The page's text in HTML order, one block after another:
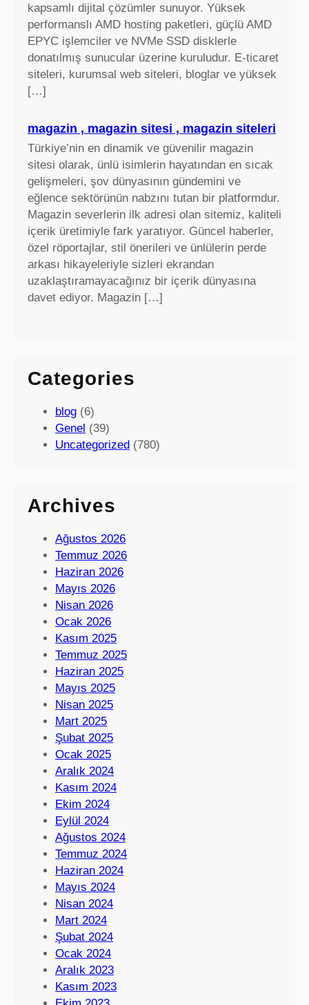
kapsamlı dijital çözümler sunuyor. Yüksek
performanslı AMD hosting paketleri, güçlü AMD
EPYC işlemciler ve NVMe SSD disklerle
donatılmış sunucular üzerine kuruludur. E-ticaret
siteleri, kurumsal web siteleri, bloglar ve yüksek
[…]
magazin , magazin sitesi , magazin siteleri
Türkiye’nin en dinamik ve güvenilir magazin
sitesi olarak, ünlü isimlerin hayatından en sıcak
gelişmeleri, şov dünyasının gündemini ve
eğlence sektörünün nabzını tutan bir platformdur.
Magazin severlerin ilk adresi olan sitemiz, kaliteli
içerik üretimiyle fark yaratıyor. Güncel haberler,
özel röportajlar, stil önerileri ve ünlülerin perde
arkası hikayeleriyle sizleri ekrandan
uzaklaştıramayacağınız bir içerik dünyasına
davet ediyor. Magazin […]
Categories
blog (6)
Genel (39)
Uncategorized (780)
Archives
Ağustos 2026
Temmuz 2026
Haziran 2026
Mayıs 2026
Nisan 2026
Ocak 2026
Kasım 2025
Temmuz 2025
Haziran 2025
Mayıs 2025
Nisan 2025
Mart 2025
Şubat 2025
Ocak 2025
Aralık 2024
Kasım 2024
Ekim 2024
Eylül 2024
Ağustos 2024
Temmuz 2024
Haziran 2024
Mayıs 2024
Nisan 2024
Mart 2024
Şubat 2024
Ocak 2024
Aralık 2023
Kasım 2023